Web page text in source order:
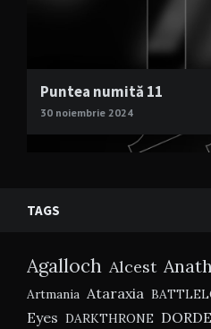
Puntea numită 11
30 noiembrie 2024
TAGS
Agalloch Alcest
Artmania Ataraxia
Eyes DARKTHRONE